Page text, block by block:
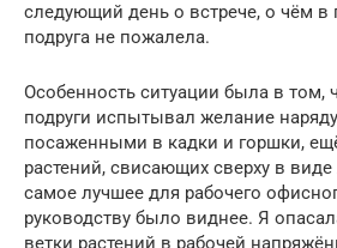
следующий день о встрече, о чём
подруга не пожалела.
Особенность ситуации была в том,
подруги испытывал желание
посаженными в кадки и горшки,
растений, свисающих сверху в
самое лучшее для рабочего
руководству было виднее. Я
ветки растений в рабочей